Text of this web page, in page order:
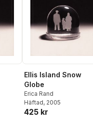
Ellis Island Snow
Globe
Erica Rand
Häftad, 2005
425 kr